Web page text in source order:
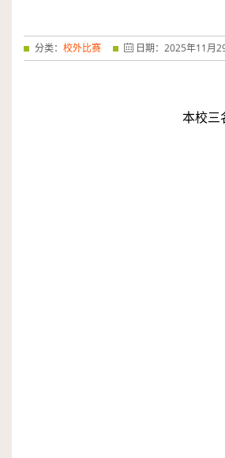
分类： 校外比赛 日期： 2025年11月
本校三